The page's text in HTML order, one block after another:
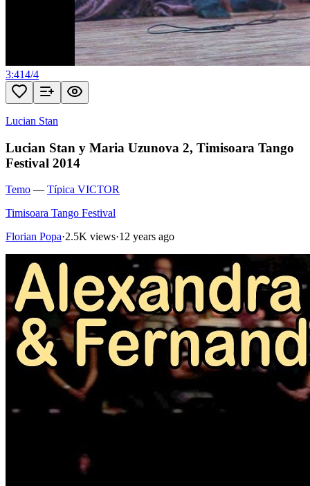
3:414/4
Lucian Stan
Lucian Stan y Maria Uzunova 2, Timisoara Tango
Festival 2014
Temo — Típica VICTOR
Timisoara Tango Festival
Florian Popa·2.5K views·12 years ago